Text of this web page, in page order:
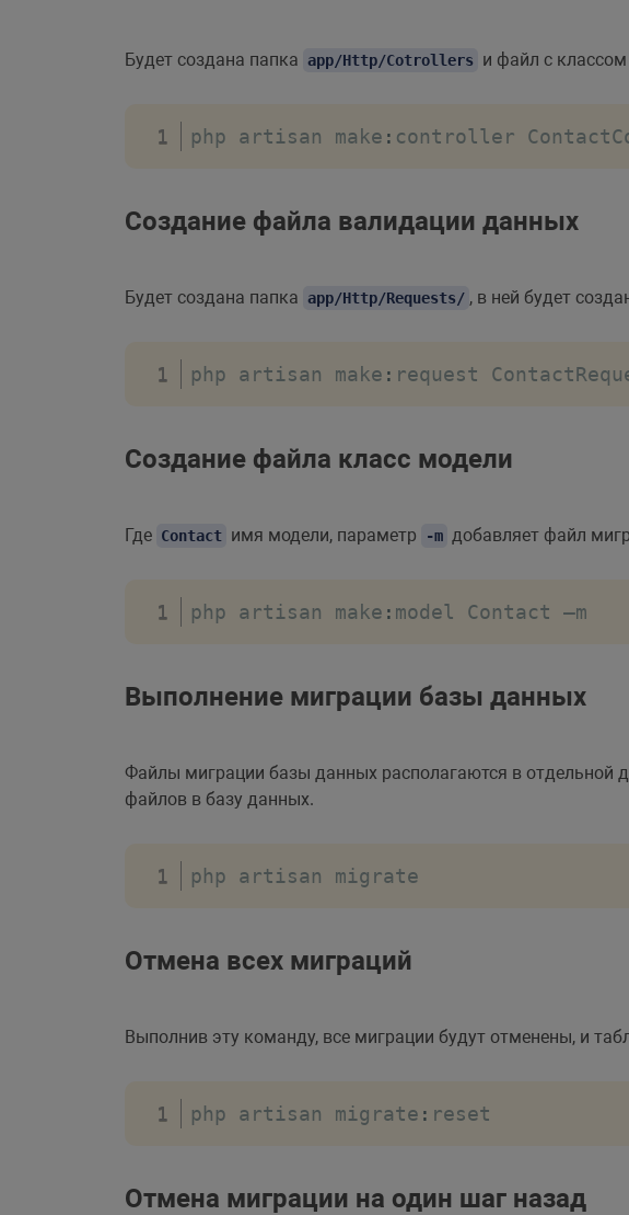
Будет создана папка app/Http/Cotrollers и файл с
php artisan make : controller
Создание файла валидации данных
Будет создана папка app/Http/Requests/ , в ней будет
php artisan make : request
Создание файла класс модели
Где Contact имя модели, параметр -m добавляет файл
php artisan make : model Contact –m
Выполнение миграции базы данных
Файлы миграции базы данных располагаются в отдельной
файлов в базу данных.
php artisan migrate
Отмена всех миграций
Выполнив эту команду, все миграции будут отменены, и
php artisan migrate : reset
Отмена миграции на один шаг назад